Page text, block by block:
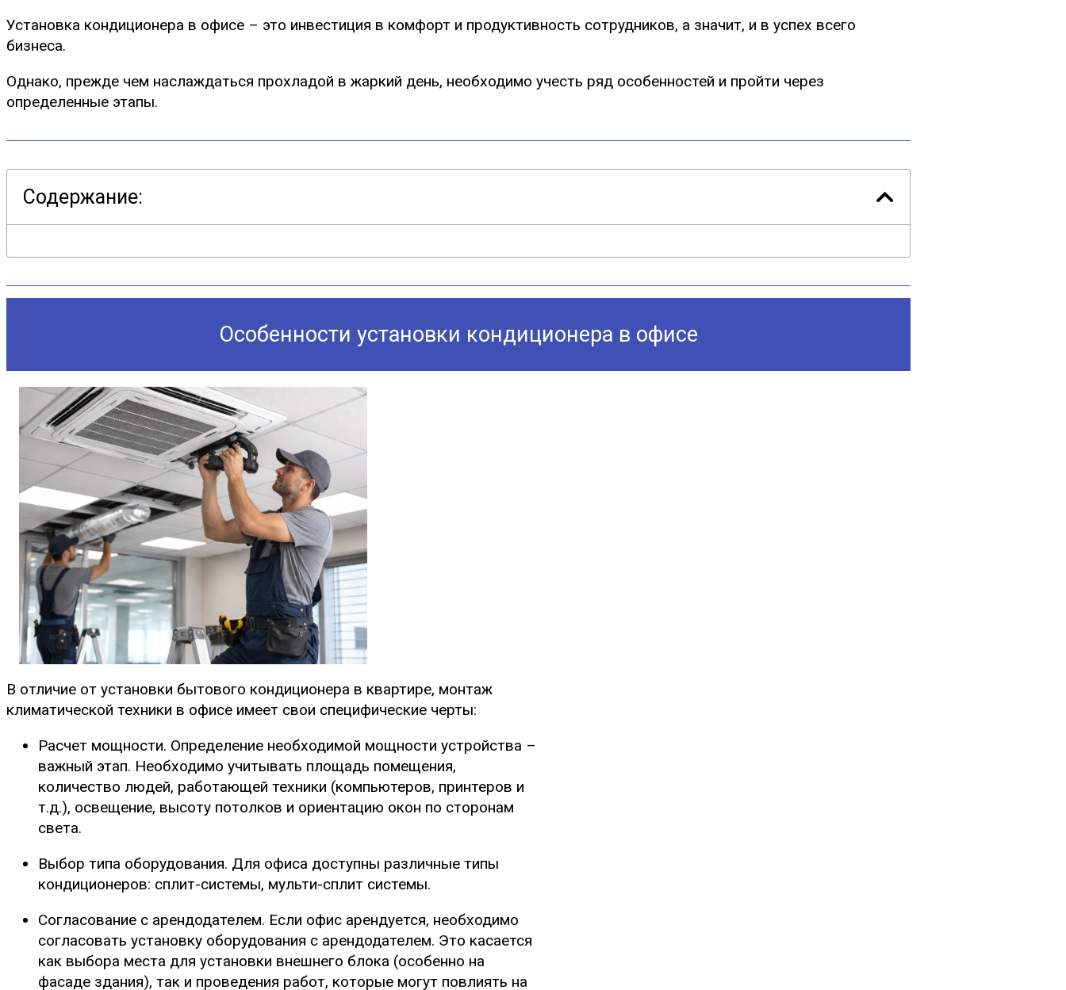
Установка кондиционера в офисе – это инвестиция в комфорт и продуктивность сотрудников, а значит, и в успех всего
бизнеса.
Однако, прежде чем наслаждаться прохладой в жаркий день, необходимо учесть ряд особенностей и пройти через
определенные этапы.
Содержание:
Особенности установки кондиционера в офисе
В отличие от установки бытового кондиционера в квартире, монтаж
климатической техники в офисе имеет свои специфические черты:
Расчет мощности. Определение необходимой мощности устройства –
важный этап. Необходимо учитывать площадь помещения,
количество людей, работающей техники (компьютеров, принтеров и
т.д.), освещение, высоту потолков и ориентацию окон по сторонам
света.
Выбор типа оборудования. Для офиса доступны различные типы
кондиционеров: сплит-системы, мульти-сплит системы.
Согласование с арендодателем. Если офис арендуется, необходимо
согласовать установку оборудования с арендодателем. Это касается
как выбора места для установки внешнего блока (особенно на
фасаде здания), так и проведения работ, которые могут повлиять на